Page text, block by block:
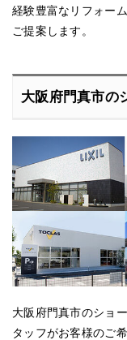
経験豊富なリフォー
ご提案します。
大阪府門真市の
大阪府門真市のショ
タッフがお客様のご